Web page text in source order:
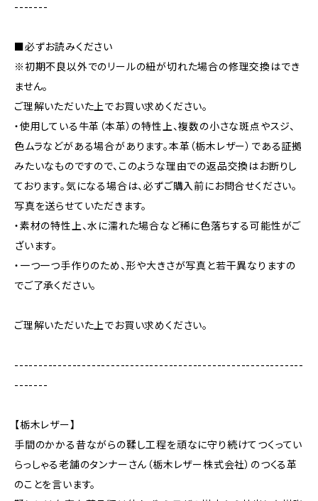
-------
■必ずお読みください
※初期不良以外でのリールの紐が切れた場合の修理交換はでき
ません。
ご理解いただいた上でお買い求めください。
・使用している牛革（本革）の特性上、複数の小さな斑点やスジ、
色ムラなどがある場合があります。本革（栃木レザー）である証拠
みたいなものですので、このような理由での返品交換はお断りし
ております。気になる場合は、必ずご購入前にお問合せください。
写真を送らせていただきます。
・素材の特性上、水に濡れた場合など稀に色落ちする可能性がご
ざいます。
・一つ一つ手作りのため、形や大きさが写真と若干異なりますの
でご了承ください。
ご理解いただいた上でお買い求めください。
------------------------------------------------------------
-------
【栃木レザー】
手間のかかる昔ながらの鞣し工程を頑なに守り続けてつくってい
らっしゃる老舗のタンナーさん（栃木レザー株式会社）のつくる革
のことを言います。